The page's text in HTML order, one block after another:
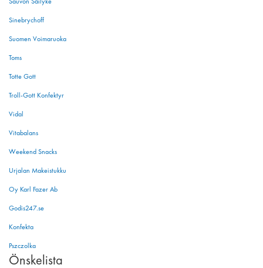
Sauvon Säilyke
Sinebrychoff
Suomen Voimaruoka
Toms
Totte Gott
Troll-Gott Konfektyr
Vidal
Vitabalans
Weekend Snacks
Urjalan Makeistukku
Oy Karl Fazer Ab
Godis247.se
Konfekta
Pszczolka
Önskelista